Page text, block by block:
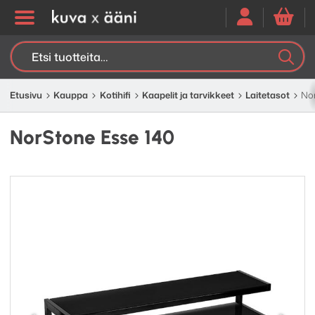
Etsi:
Etusivu Kauppa Kotihifi Kaapelit ja tarvikkeet Laitetasot
NorStone Esse 140
Edellinen